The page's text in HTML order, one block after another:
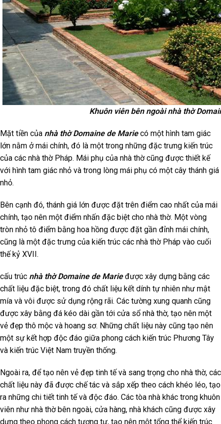
Khuôn viên bên ngoài nhà thờ
Mặt tiền của nhà thờ Domaine de Mariecó một hình tam giác
lớn nằm ở mái chính, đó là một trong những đặc trưng kiến trúc
của các nhà thờ Pháp. Mái phụ của nhà thờ cũng được thiết kế
với hình tam giác nhỏ và trong lòng mái phụ có một cây thánh giá
nhỏ.
Bên cạnh đó, thánh giá lớn được đặt trên điểm cao nhất của mái
chính, tạo nên một điểm nhấn đặc biệt cho nhà thờ. Một vòng
tròn nhỏ tô điểm bằng hoa hồng được đặt gần đỉnh mái chính,
cũng là một đặc trưng của kiến trúc các nhà thờ Pháp vào cuối
thế kỷ XVII.
cấu trúc nhà thờ Domaine de Marieđược xây dựng bằng các
chất liệu đặc biệt, trong đó chất liệu kết dính tự nhiên như mật
mía và vôi được sử dụng rộng rãi. Các tường xung quanh cũng
được xây bằng đá kéo dài gần tới cửa sổ nhà thờ, tạo nên một
vẻ đẹp thô mộc và hoang sơ. Những chất liệu này cũng tạo nên
một sự kết hợp độc đáo giữa phong cách kiến trúc Phương Tây
và kiến trúc Việt Nam truyền thống.
Ngoài ra, để tạo nên vẻ đẹp tinh tế và sang trọng cho nhà thờ, các
chất liệu này đã được chế tác và sắp xếp theo cách khéo léo, tạo
ra những chi tiết tinh tế và độc đáo. Các tòa nhà khác trong khuôn
viên như nhà thờ bên ngoài, cửa hàng, nhà khách cũng được xây
dựng theo phong cách tương tự, tạo nên một tổng thể kiến trúc